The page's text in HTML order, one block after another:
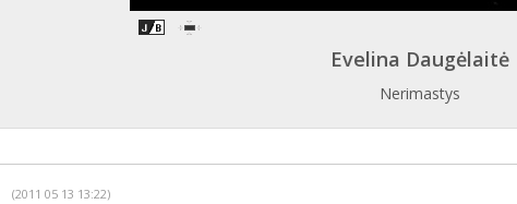
Evelina Daugėlaitė
Nerimastys
(2011 05 13 13:22)